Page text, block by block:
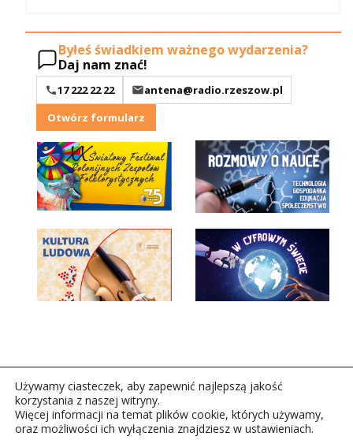
Byłeś świadkiem ważnego wydarzenia?
Daj nam znać!
17 222 22 22
antena@radio.rzeszow.pl
Otwórz formularz
Używamy ciasteczek, aby zapewnić najlepszą jakość
korzystania z naszej witryny.
Więcej informacji na temat plików cookie, których używamy,
oraz możliwości ich wyłączenia znajdziesz w ustawieniach.